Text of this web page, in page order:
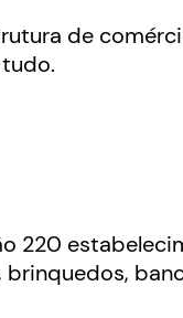
de
220